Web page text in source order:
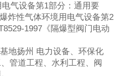
气设备第1部分：通用要
炸性气体环境用电气设备第2
1997《隔爆型阀门电动
地扬州 电力设备、环保化
管道工程、水利工程、阀